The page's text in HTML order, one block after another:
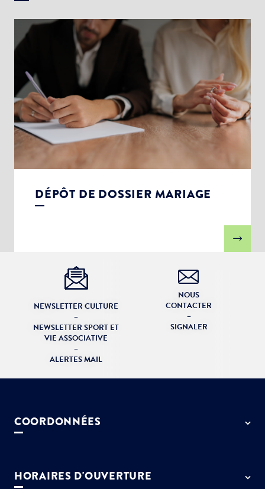
DÉPÔT DE DOSSIER MARIAGE
NEWSLETTER CULTURE
–
NEWSLETTER SPORT ET
VIE ASSOCIATIVE
–
ALERTES MAIL
NOUS
CONTACTER
–
SIGNALER
COORDONNÉES
01 64 13 55 55
HORAIRES D'OUVERTURE